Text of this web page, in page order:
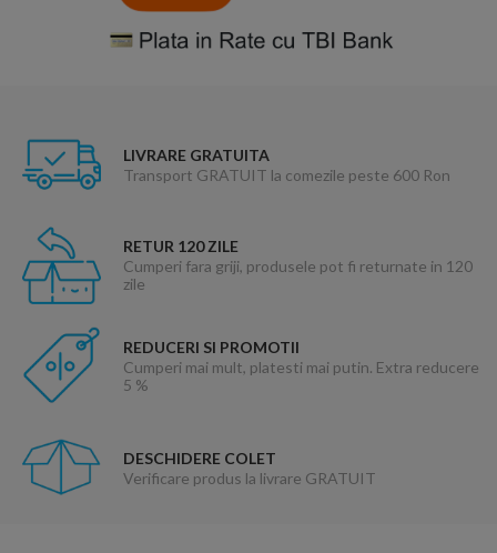
LIVRARE GRATUITA
Transport GRATUIT la comezile peste 600 Ron
RETUR 120 ZILE
Cumperi fara griji, produsele pot fi returnate in 120
zile
REDUCERI SI PROMOTII
Cumperi mai mult, platesti mai putin. Extra reducere
5 %
DESCHIDERE COLET
Verificare produs la livrare GRATUIT